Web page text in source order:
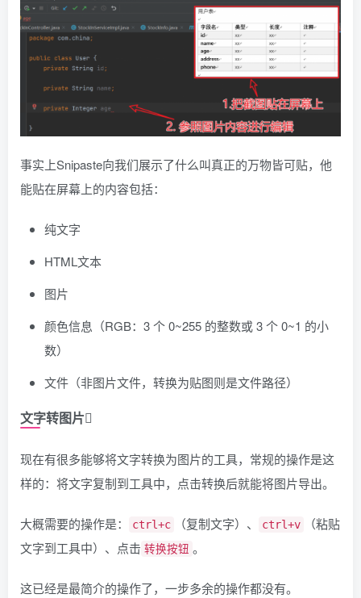
事实上Snipaste向我们展示了什么叫真正的万物皆可贴，他
能贴在屏幕上的内容包括：
纯文字
HTML文本
图片
颜色信息（RGB：3 个 0~255 的整数或 3 个 0~1 的小
数）
文件（非图片文件，转换为贴图则是文件路径）
文字转图片
现在有很多能够将文字转换为图片的工具，常规的操作是这
样的：将文字复制到工具中，点击转换后就能将图片导出。
大概需要的操作是： ctrl+c （复制文字）、 ctrl+v
（粘贴
文字到工具中）、点击 转换按钮 。
这已经是最简介的操作了，一步多余的操作都没有。